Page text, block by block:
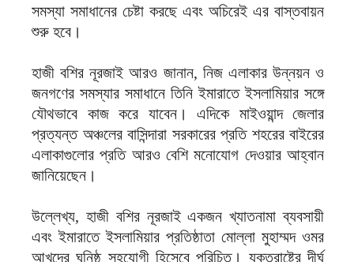
সমস্যা সমাধানের চেষ্টা করছে এবং অচিরেই এর বাস্তবায়ন
শুরু হবে।
হাজী বশির নূরজাই আরও জানান, নিজ এলাকার উন্নয়ন ও
জনগণের সমস্যার সমাধানে তিনি ইমারাতে ইসলামিয়ার সঙ্গে
যৌথভাবে কাজ করে যাবেন। এদিকে মাইওয়ান্দ জেলার
প্রত্যন্ত অঞ্চলের বাসিন্দারা সরকারের প্রতি শহরের বাইরের
এলাকাগুলোর প্রতি আরও বেশি মনোযোগ দেওয়ার আহ্বান
জানিয়েছেন।
উল্লেখ্য, হাজী বশির নূরজাই একজন খ্যাতনামা ব্যবসায়ী
এবং ইমারাতে ইসলামিয়ার প্রতিষ্ঠাতা মোল্লা মুহাম্মদ ওমর
আখুন্দের ঘনিষ্ঠ সহযোগী হিসেবে পরিচিত। যুক্তরাষ্ট্রে দীর্ঘ